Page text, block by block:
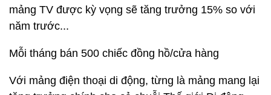
mảng TV được kỳ vọng sẽ tăng trưởng 15% so với
năm trước...
Mỗi tháng bán 500 chiếc đồng hồ/cửa hàng
Với mảng điện thoại di động, từng là mảng mang lại